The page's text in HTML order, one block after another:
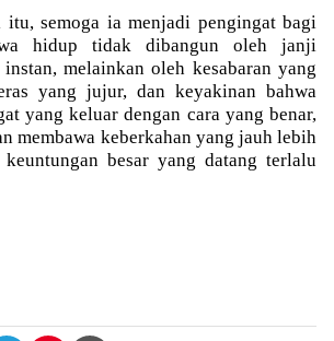
semoga ia menjadi pengingat bagi
hidup tidak dibangun oleh janji
melainkan oleh kesabaran yang
yang jujur, dan keyakinan bahwa
yang keluar dengan cara yang benar,
membawa keberkahan yang jauh lebih
besar yang datang terlalu